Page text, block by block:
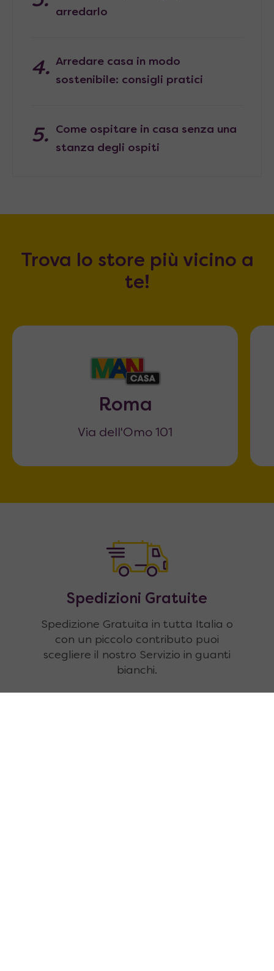
arredarlo
Arredare casa in modo
sostenibile: consigli pratici
Come ospitare in casa senza una
stanza degli ospiti
Trova lo store più vicino a
te!
Roma
Via dell'Omo 101
Spedizioni Gratuite
Spedizione Gratuita in tutta Italia o
con un piccolo contributo puoi
scegliere il nostro Servizio in guanti
bianchi.